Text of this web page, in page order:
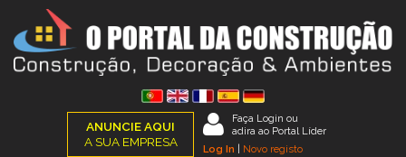
ANUNCIE AQUI
A SUA EMPRESA
Faça Login ou
adira ao Portal Líder
Log In
Novo registo